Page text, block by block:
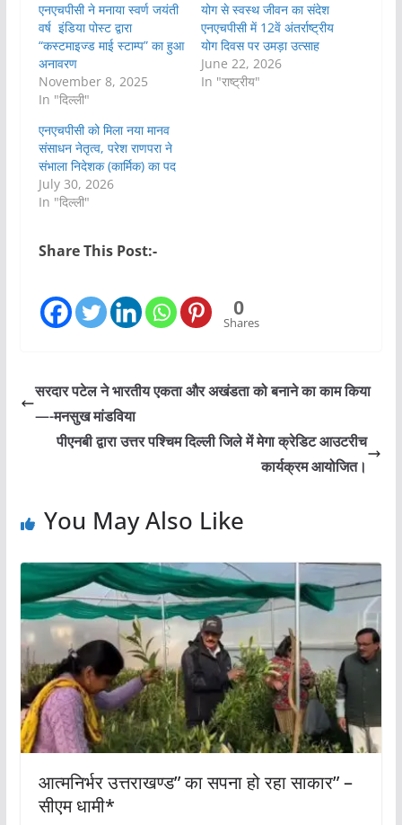
एनएचपीसी ने मनाया स्वर्ण जयंती
वर्ष इंडिया पोस्ट द्वारा
“कस्टमाइज्ड माई स्टाम्प” का हुआ
अनावरण
November 8, 2025
In "दिल्ली"
योग से स्वस्थ जीवन का संदेश
एनएचपीसी में 12वें अंतर्राष्ट्रीय
योग दिवस पर उमड़ा उत्साह
June 22, 2026
In "राष्ट्रीय"
एनएचपीसी को मिला नया मानव
संसाधन नेतृत्व, परेश राणपरा ने
संभाला निदेशक (कार्मिक) का पद
July 30, 2026
In "दिल्ली"
Share This Post:-
0
Shares
सरदार पटेल ने भारतीय एकता और अखंडता को बनाने का काम किया
—-मनसुख मांडविया
पीएनबी द्वारा उत्तर पश्चिम दिल्ली जिले में मेगा क्रेडिट आउटरीच
कार्यक्रम आयोजित।
You May Also Like
आत्मनिर्भर उत्तराखण्ड” का सपना हो रहा साकार” –
सीएम धामी*